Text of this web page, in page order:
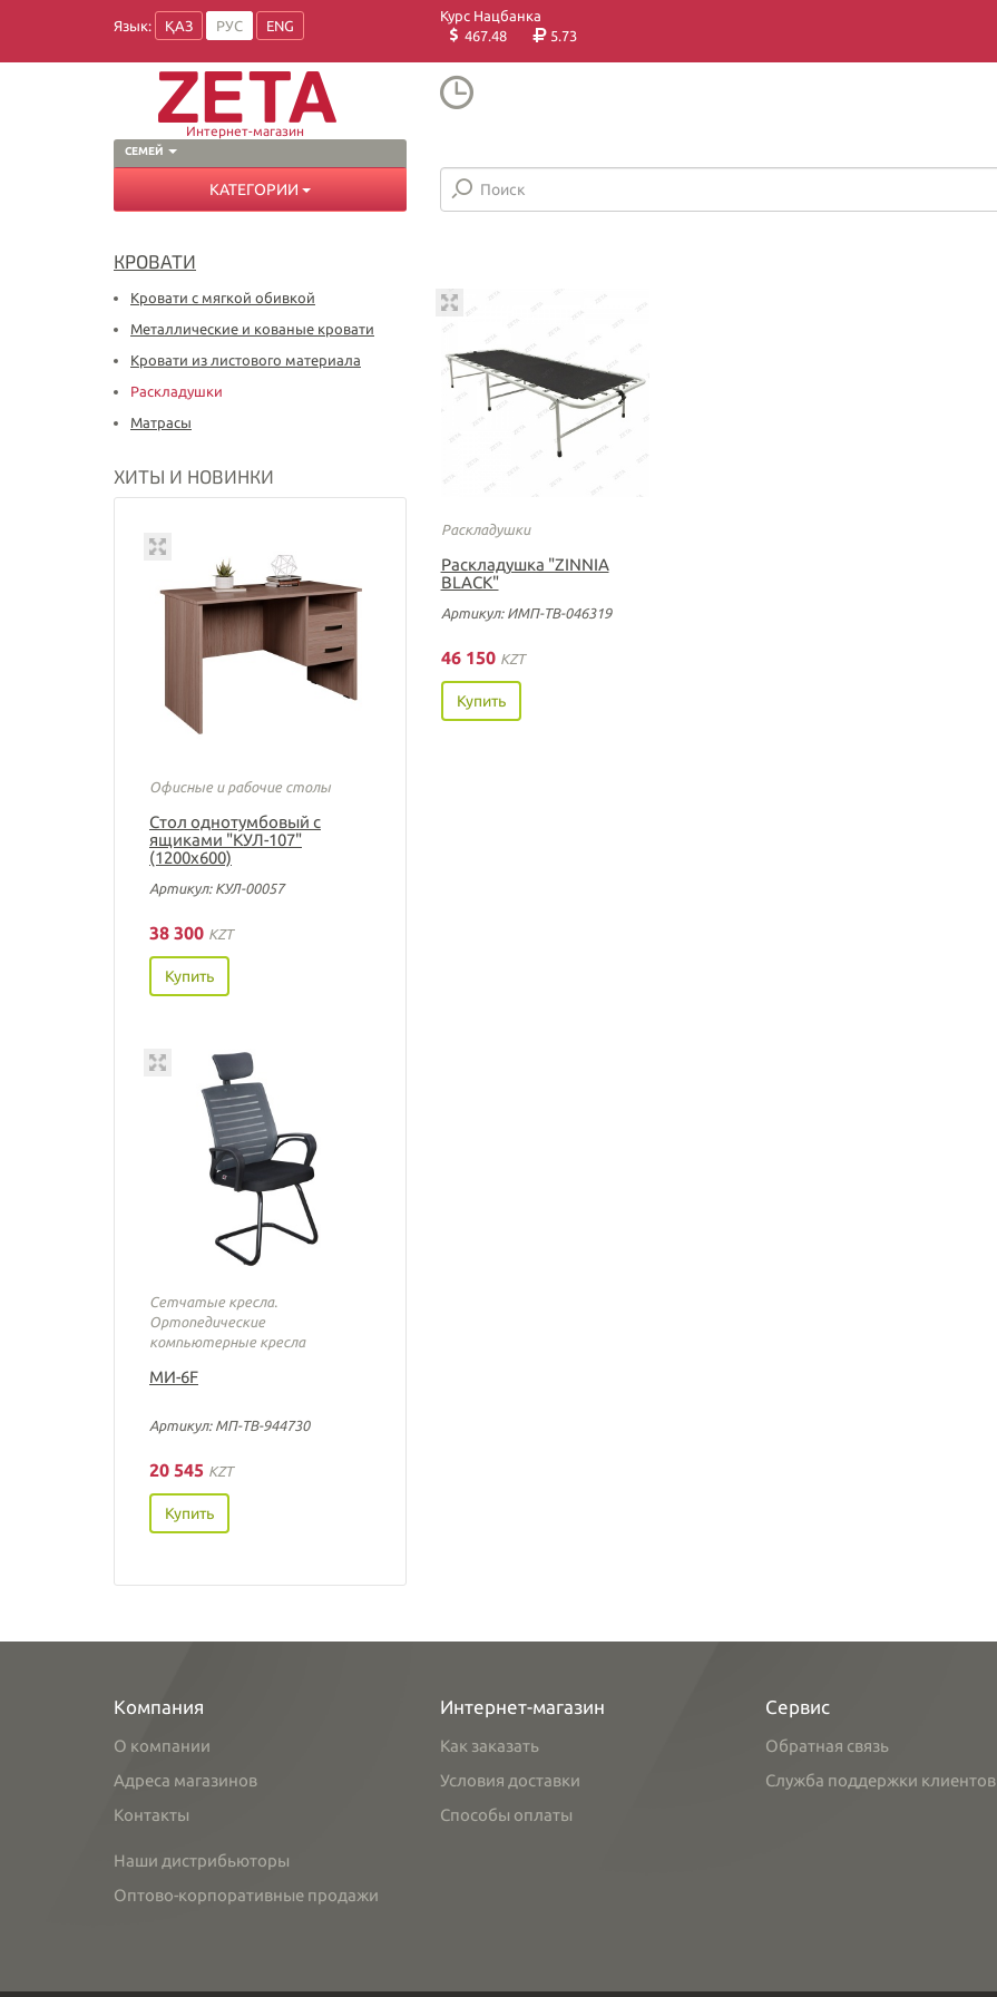
Язык: ҚАЗ РУС ENG
Курс Нацбанка
467.48
5.73
СЕМЕЙ
Интернет-магазин
КАТЕГОРИИ
КРОВАТИ
Кровати с мягкой обивкой
Металлические и кованые кровати
Кровати из листового материала
Раскладушки
Матрасы
ХИТЫ И НОВИНКИ
Офисные и рабочие столы
Стол однотумбовый с
ящиками "КУЛ-107"
(1200х600)
Артикул: КУЛ-00057
38 300 KZT
Купить
Сетчатые кресла.
Ортопедические
компьютерные кресла
МИ-6F
Артикул: МП-ТВ-944730
20 545 KZT
Купить
Раскладушки
Раскладушка "ZINNIA
BLACK"
Артикул: ИМП-ТВ-046319
46 150 KZT
Купить
Компания
О компании
Адреса магазинов
Контакты
Наши дистрибьюторы
Оптово-корпоративные продажи
Интернет-магазин
Как заказать
Условия доставки
Способы оплаты
Сервис
Обратная связь
Служба поддержки клиентов